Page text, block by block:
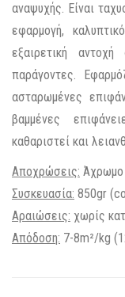
αναψυχής. Είναι
εφαρμογή,
εξαιρετική
παράγοντες.
ασταρωμένες
βαμμένες
καθαριστεί και
Αποχρώσεις: Άχρωμο
Συσκευασία: 850gr
Αραιώσεις: χωρίς
Απόδοση: 7-8m²/kg